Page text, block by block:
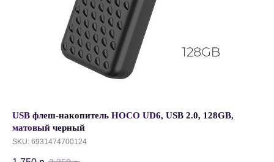
USB флеш-накопитель HOCO UD6, USB 2.0, 128GB,
матовый черный
SKU: 6931474700124